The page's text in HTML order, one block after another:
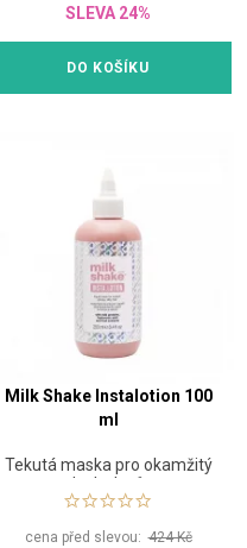
SLEVA 24%
DO KOŠÍKU
Milk Shake Instalotion 100
ml
Tekutá maska pro okamžitý
lesk vlasů
cena před slevou:424 Kč